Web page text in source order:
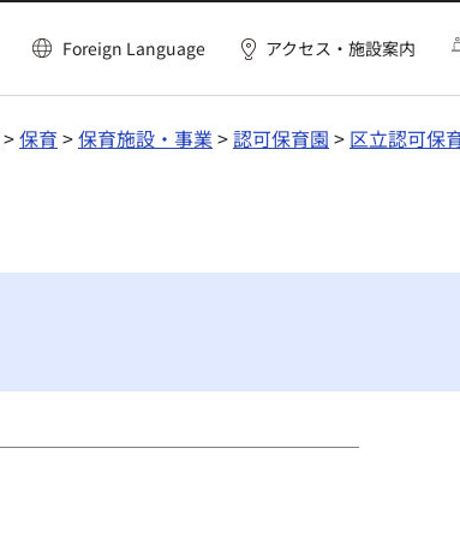
Foreign Language アクセス・施設案内
>保育 >保育施設・事業 >認可保育園 > 区立認可保